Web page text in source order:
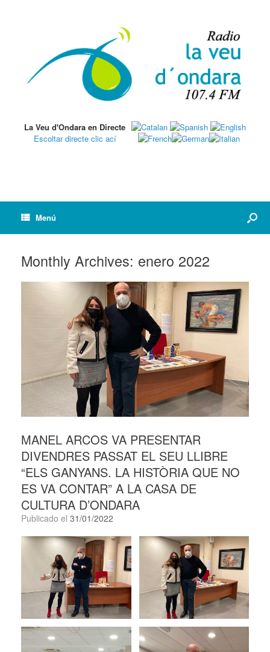
La Veu d'Ondara en Directe
Escoltar directe clic ací
Menú
Monthly Archives: enero 2022
MANEL ARCOS VA PRESENTAR
DIVENDRES PASSAT EL SEU LLIBRE
“ELS GANYANS. LA HISTÒRIA QUE NO
ES VA CONTAR” A LA CASA DE
CULTURA D’ONDARA
Publicado el 31/01/2022